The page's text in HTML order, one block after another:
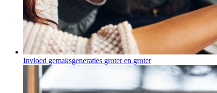
Invloed gemaksgeneraties groter en groter